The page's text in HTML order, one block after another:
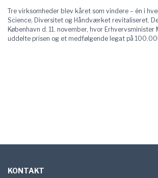
Tre virksomheder blev kåret som vindere – én i
Science, Diversitet og Håndværket revitaliseret.
København d. 11. november, hvor Erhvervsminister
uddelte prisen og et medfølgende legat på
KONTAKT